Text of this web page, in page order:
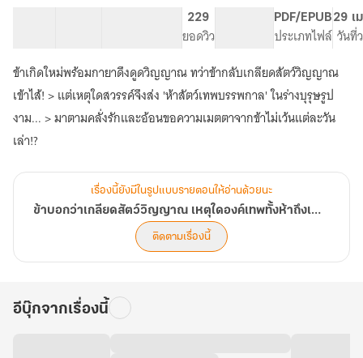
ทั้ง
ห้า
ถึง
เอาแต่
ข้า
เล่า!
เล่ม2
บอก
ว่า
เกลียด
สัตว์
วิญญาณ
เหตุ
ใด
องค์
ห้า
ถึง
เอาแต่
คลั่ง
รัก
ข้า
229
ยอดวิว
PDF/EPUB
ประเภทไฟล์
29 เ
วันที่
ข้าเกิดใหม่พร้อมกายาดึงดูดวิญญาณ ทว่าข้ากลับเกลียดสัตว์วิญญาณ
เข้าไส้! > แต่เหตุใดสวรรค์จึงส่ง 'ห้าสัตว์เทพบรรพกาล' ในร่างบุรุษรูป
งาม... > มาตามคลั่งรักและอ้อนขอความเมตตาจากข้าไม่เว้นแต่ละวัน
เล่า!?
เรื่องนี้ยังมีในรูปแบบรายตอนให้อ่านด้วยนะ
ข้าบอกว่าเกลียดสัตว์วิญญาณ เหตุใดองค์เทพทั้งห้าถึงเอาแต่คลั่งรักข้าเล่า!
ติดตามเรื่องนี้
อีบุ๊กจากเรื่องนี้